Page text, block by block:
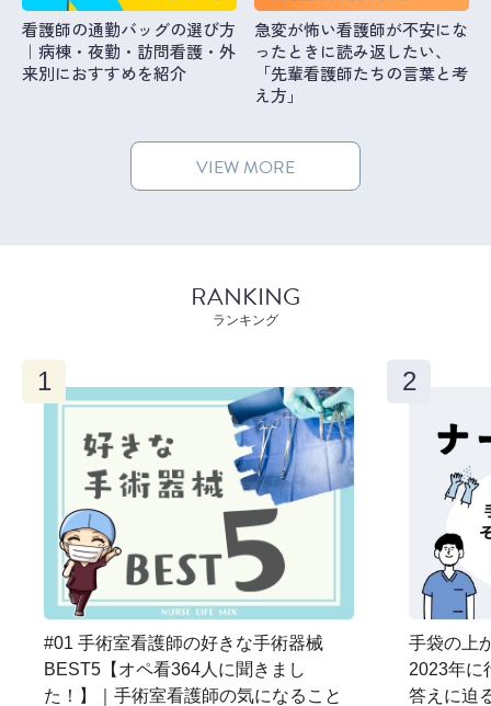
看護師の通勤バッグの選び方
｜病棟・夜勤・訪問看護・外
来別におすすめを紹介
急変が怖い看護師が不安にな
ったときに読み返したい、
「先輩看護師たちの言葉と考
え方」
VIEW MORE
RANKING
ランキング
#01 手術室看護師の好きな手術器械
BEST5【オペ看364人に聞きまし
た！】｜手術室看護師の気になること
手袋の上
2023年に
答えに迫